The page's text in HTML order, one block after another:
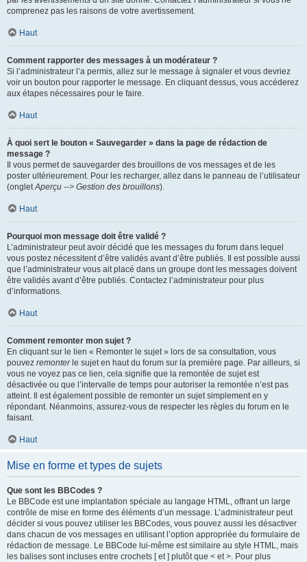
comprenez pas les raisons de votre avertissement.
Haut
Comment rapporter des messages à un modérateur ?
Si l’administrateur l’a permis, allez sur le message à signaler et vous devriez
voir un bouton pour rapporter le message. En cliquant dessus, vous accéderez
aux étapes nécessaires pour le faire.
Haut
À quoi sert le bouton « Sauvegarder » dans la page de rédaction de
message ?
Il vous permet de sauvegarder des brouillons de vos messages et de les
poster ultérieurement. Pour les recharger, allez dans le panneau de l’utilisateur
(ongletAperçu --> Gestion des brouillons).
Haut
Pourquoi mon message doit être validé ?
L’administrateur peut avoir décidé que les messages du forum dans lequel
vous postez nécessitent d’être validés avant d’être publiés. Il est possible aussi
que l’administrateur vous ait placé dans un groupe dont les messages doivent
être validés avant d’être publiés. Contactez l’administrateur pour plus
d’informations.
Haut
Comment remonter mon sujet ?
En cliquant sur le lien « Remonter le sujet » lors de sa consultation, vous
pouvez remonterle sujet en haut du forum sur la première page. Par ailleurs, si
vous ne voyez pas ce lien, cela signifie que la remontée de sujet est
désactivée ou que l’intervalle de temps pour autoriser la remontée n’est pas
atteint. Il est également possible de remonter un sujet simplement en y
répondant. Néanmoins, assurez-vous de respecter les règles du forum en le
faisant.
Haut
Mise en forme et types de sujets
Que sont les BBCodes ?
Le BBCode est une implantation spéciale au langage HTML, offrant un large
contrôle de mise en forme des éléments d’un message. L’administrateur peut
décider si vous pouvez utiliser les BBCodes, vous pouvez aussi les désactiver
dans chacun de vos messages en utilisant l’option appropriée du formulaire de
rédaction de message. Le BBCode lui-même est similaire au style HTML, mais
les balises sont incluses entre crochets [ et ] plutôt que < et >. Pour plus